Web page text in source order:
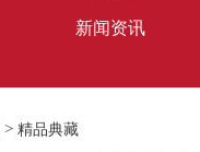
新闻资讯
> 精品典藏